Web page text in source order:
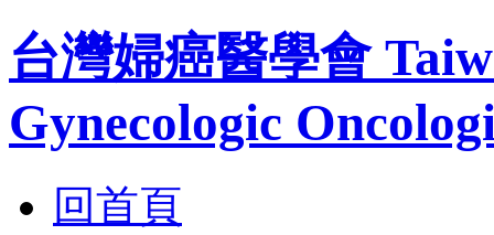
台灣婦癌醫學會
Gynecologic
回首頁